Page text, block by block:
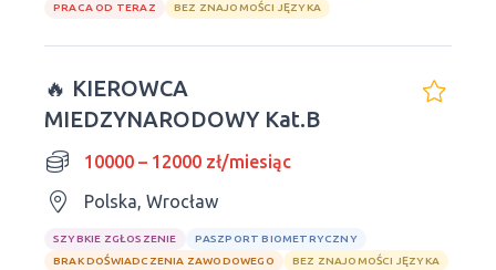
PRACA OD TERAZ
BEZ ZNAJOMOŚCI JĘZYKA
🔥 KIEROWCA
MIEDZYNARODOWY Kat.B
10000 – 12000 zł/miesiąc
Polska, Wrocław
SZYBKIE ZGŁOSZENIE
PASZPORT BIOMETRYCZNY
BRAK DOŚWIADCZENIA ZAWODOWEGO
BEZ ZNAJOMOŚCI JĘZYKA